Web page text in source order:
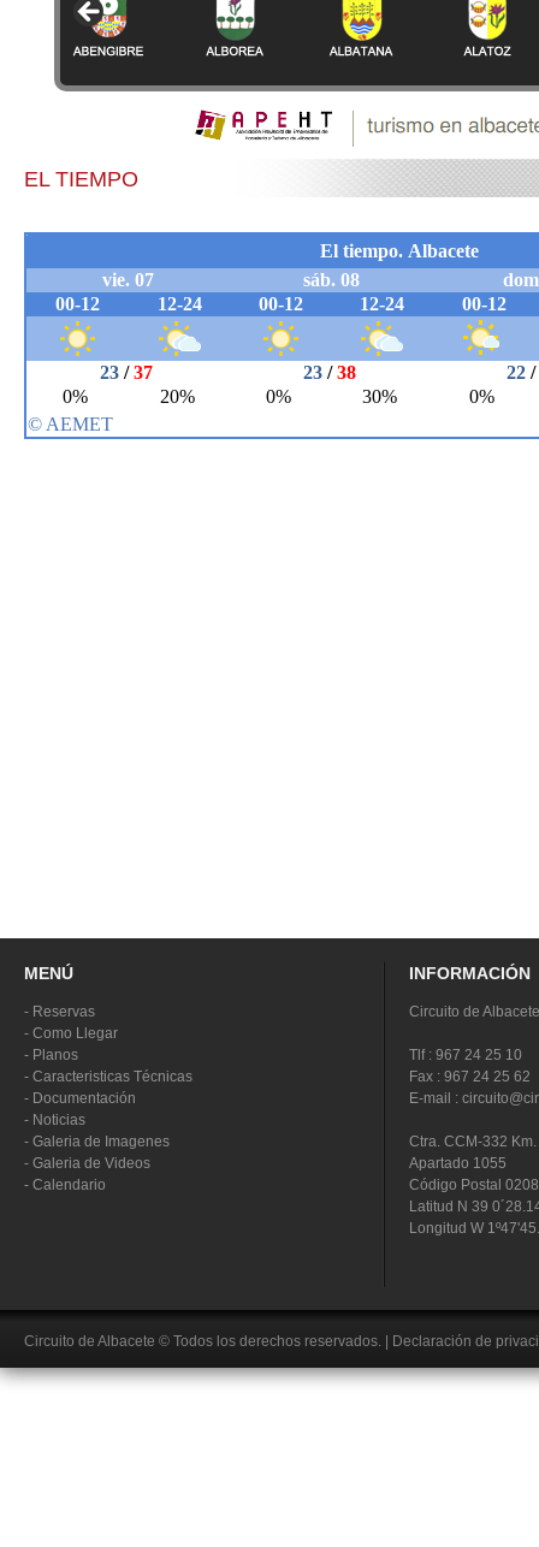
EL TIEMPO
MENÚ
- Reservas
- Como Llegar
- Planos
- Caracteristicas Técnicas
- Documentación
- Noticias
- Galeria de Imagenes
- Galeria de Videos
- Calendario
INFORMACIÓN
Circuito de Albacete
Tlf : 967 24 25 10
Fax : 967 24 25 62
E-mail :
Ctra. CCM-332
Apartado 1055
Código Postal
Latitud N 39
Longitud W
Circuito de Albacete © Todos los derechos reservados. Declaración de